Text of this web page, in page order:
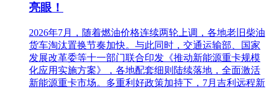
亮眼！
2026年7月，随着燃油价格连续两轮上调，各地老旧柴油
货车淘汰置换节奏加快。与此同时，交通运输部、国家
发展改革委等十一部门联合印发《推动新能源重卡规模
化应用实施方案》，各地配套细则陆续落地，全面激活
新能源重卡市场。多重利好政策加持下，7月吉利远程新